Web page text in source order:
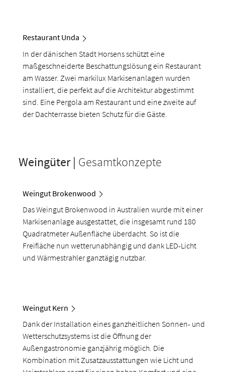
Restaurant Unda
In der dänischen Stadt Horsens schützt eine
maßgeschneiderte Beschattungslösung ein Restaurant
am Wasser. Zwei markilux Markisenanlagen wurden
installiert, die perfekt auf die Architektur abgestimmt
sind. Eine Pergola am Restaurant und eine zweite auf
der Dachterrasse bieten Schutz für die Gäste.
Weingüter | Gesamtkonzepte
Weingut Brokenwood
Das Weingut Brokenwood in Australien wurde mit einer
Markisenanlage ausgestattet, die insgesamt rund 180
Quadratmeter Außenfläche überdacht. So ist die
Freifläche nun wetterunabhängig und dank LED-Licht
und Wärmestrahler ganztägig nutzbar.
Weingut Kern
Dank der Installation eines ganzheitlichen Sonnen- und
Wetterschutzsystems ist die Öffnung der
Außengastronomie ganzjährig möglich. Die
Kombination mit Zusatzausstattungen wie Licht und